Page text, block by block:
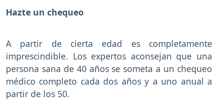
Hazte un chequeo
A partir de cierta edad es completamente
imprescindible. Los expertos aconsejan que una
persona sana de 40 años se someta a un chequeo
médico completo cada dos años y a uno anual a
partir de los 50.